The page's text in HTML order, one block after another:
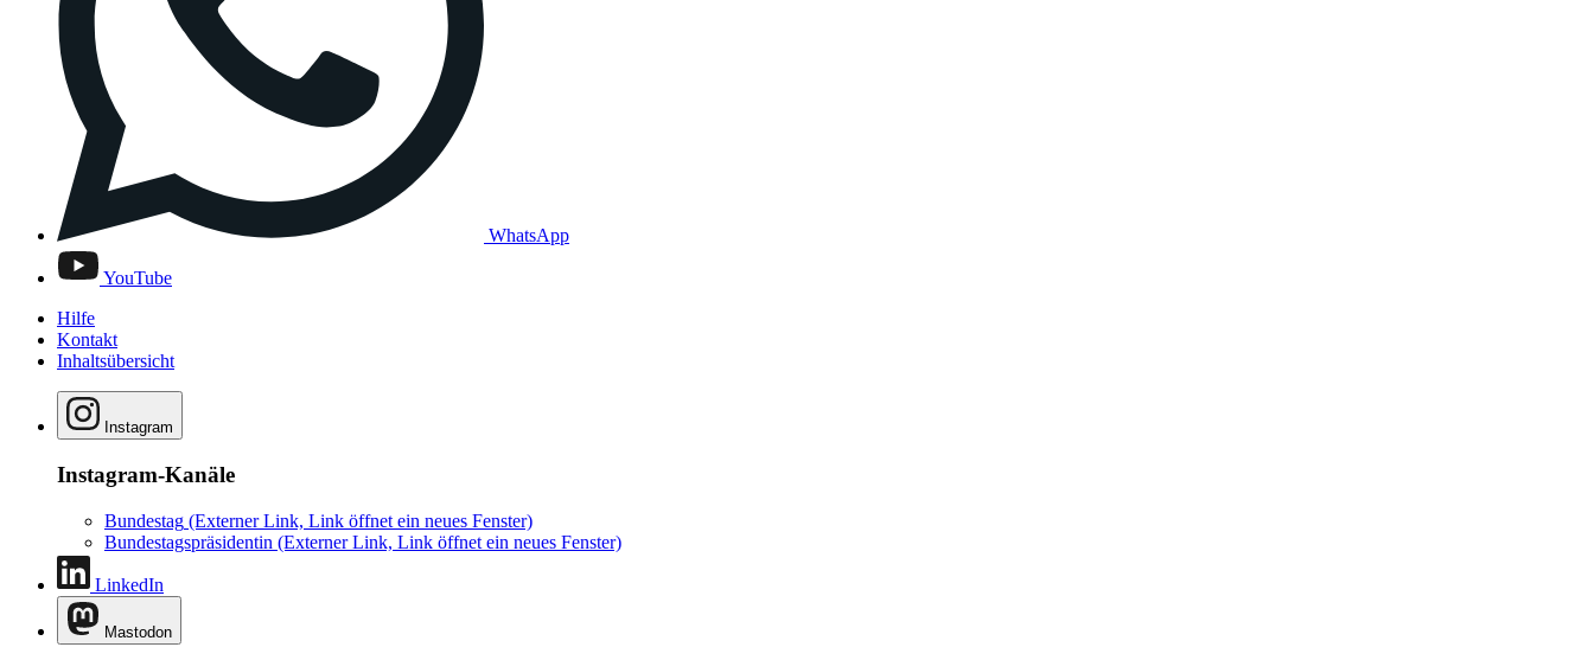
WhatsApp
YouTube
Hilfe
Kontakt
Inhaltsübersicht
Instagram
Instagram-Kanäle
Bundestag (Externer Link, Link öffnet ein neues Fenster)
Bundestagspräsidentin (Externer Link, Link öffnet ein neues Fenster)
LinkedIn
Mastodon